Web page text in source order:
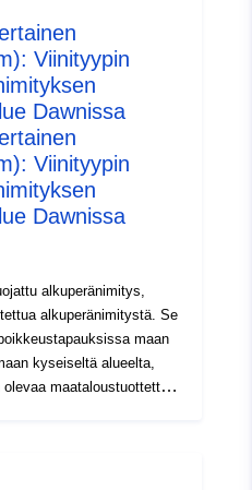
bb9b-c291d165d6e9
inspire.ec.europa.eu/
ResourceType/services
Viinityypin
Dawnissa
Viinityypin
Dawnissa
alkuperänimitys,
alkuperänimitystä. Se
maan
kyseiseltä alueelta,
maataloustuottetta
ja inhimillisistä
ja tuotanto tapahtuu